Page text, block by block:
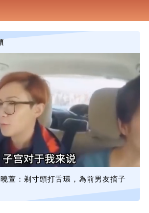
曉萱：剃寸頭打舌環，為前男友摘子